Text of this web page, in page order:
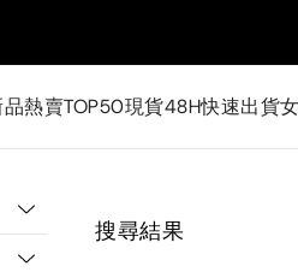
熱賣TOP50現貨48H快速出貨
搜尋結果